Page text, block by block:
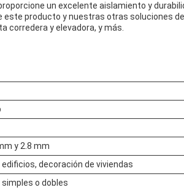
un excelente aislamiento y
producto y nuestras otras soluciones
corredera y elevadora, y más.
y 2.8 mm
decoración de viviendas
o dobles